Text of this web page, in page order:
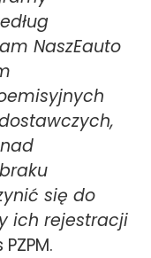
NaszEauto
się do
ich rejestracji